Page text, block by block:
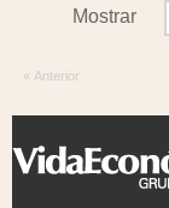
Mostrar
« Anterior